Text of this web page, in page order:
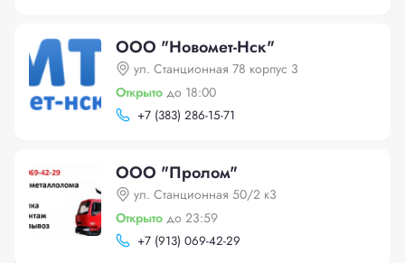
ООО "Новомет-Нск"
ул. Станционная 78 корпус 3
Открыто до 18:00
+7 (383) 286-15-71
ООО "Пролом"
ул. Станционная 50/2 к3
Открыто до 23:59
+7 (913) 069-42-29